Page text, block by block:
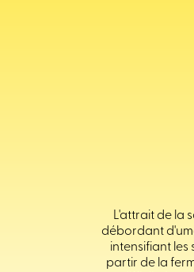
L'attrait de la
débordant
intensifiant les
partir de la